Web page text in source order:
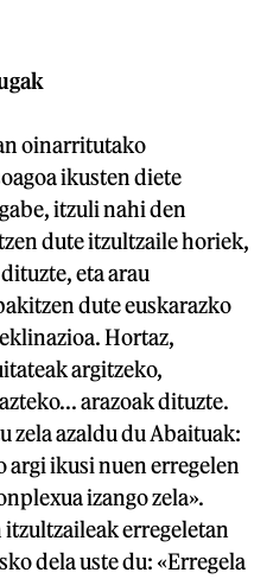
oinarritutako
ikusten diete
itzuli nahi den
dute itzultzaile horiek,
eta arau
dute euskarazko
Hortaz,
argitzeko,
arazoak dituzte.
zela azaldu du Abaituak:
ikusi nuen erregelen
izango zela».
erregeletan
dela uste du: «Erregela